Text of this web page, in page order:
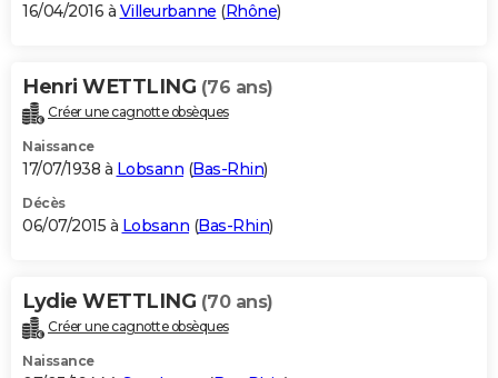
16/04/2016 à Villeurbanne (Rhône)
Henri WETTLING (76 ans)
Créer une cagnotte obsèques
Naissance
17/07/1938 à Lobsann (Bas-Rhin)
Décès
06/07/2015 à Lobsann (Bas-Rhin)
Lydie WETTLING (70 ans)
Créer une cagnotte obsèques
Naissance